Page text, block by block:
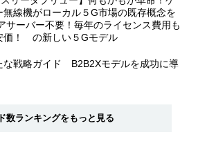
無線機がローカル５G市場の既存概念を
サーバー不要！毎年のライセンス費用も
価！ の新しい５Gモデル
な戦略ガイド B2B2Xモデルを成功に導
数ランキングをもっと見る